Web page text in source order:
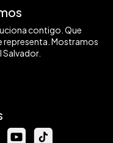
contigo. Que
representa. Mostramos
Salvador.